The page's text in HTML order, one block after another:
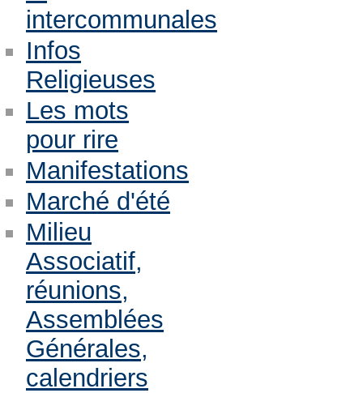
intercommunales
Infos
Religieuses
Les mots
pour rire
Manifestations
Marché d'été
Milieu
Associatif,
réunions,
Assemblées
Générales,
calendriers